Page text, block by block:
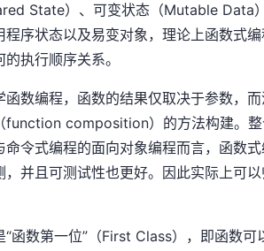
State）、可变状态（Mutable Data
序状态以及易变对象，理论上函数式
执行顺序关系。
数编程，函数的结果仅取决于参数，
function composition）的方法构建。
令式编程的面向对象编程而言，函数
并且可测试性也更好。因此实际上可
函数第一位”（First Class），即函数